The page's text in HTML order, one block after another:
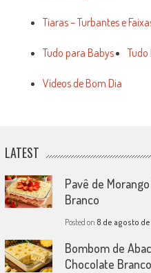
Tiaras – Turbantes e
Tudo para Babys Tudo
Vídeos de Bom Dia
LATEST
Pavê de
Branco
Posted on 8 de agosto
Bombom de
Chocolate Branco